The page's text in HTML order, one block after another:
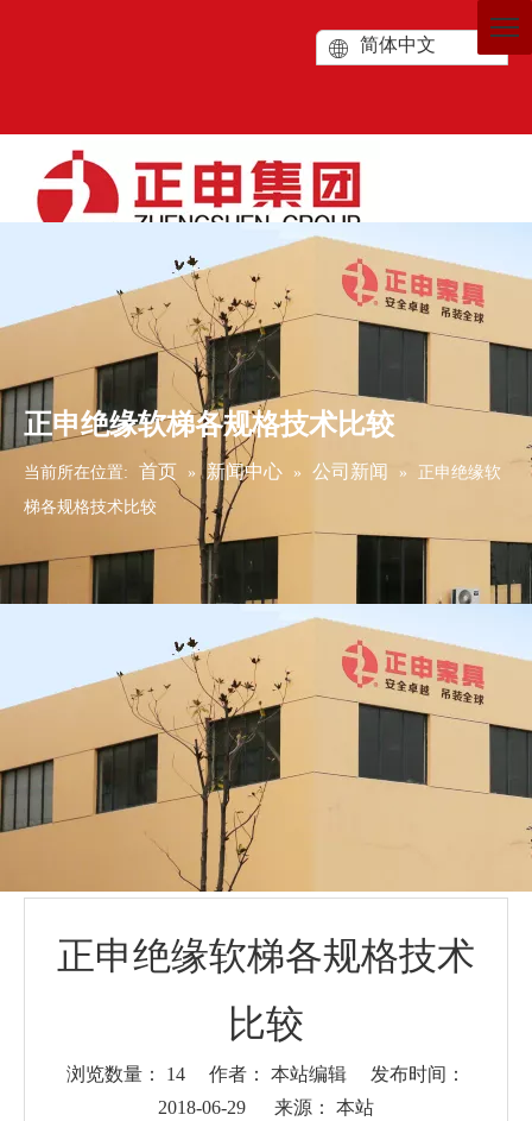
简体中文
正申绝缘软梯各规格技术比较
当前所在位置: 首页 » 新闻中心 » 公司新闻 »
正申绝缘软
梯各规格技术比较
正申绝缘软梯各规格技术
比较
浏览数量： 14 作者： 本站编辑 发布时间：
2018-06-29 来源： 本站